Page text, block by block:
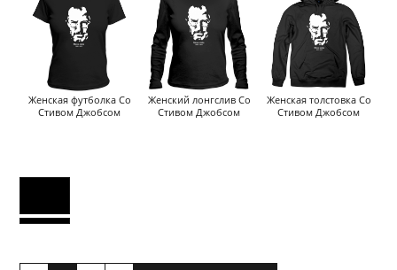
Женская футболка Со
Стивом Джобсом
Женский лонгслив Со
Стивом Джобсом
Женская толстовка Со
Стивом Джобсом